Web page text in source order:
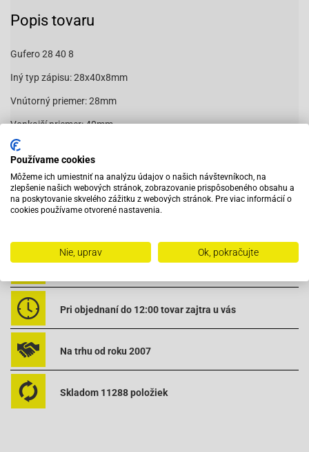
Popis tovaru
Gufero 28 40 8
Iný typ zápisu: 28x40x8mm
Vnútorný priemer: 28mm
Vonkajší priemer: 40mm
Šírka: 8mm
44428408
Pri objednaní do 12:00 tovar zajtra u vás
Na trhu od roku 2007
Skladom 11288 položiek
Používame cookies
Môžeme ich umiestniť na analýzu údajov o našich návštevníkoch, na
zlepšenie našich webových stránok, zobrazovanie prispôsobeného obsahu a
na poskytovanie skvelého zážitku z webových stránok. Pre viac informácií o
cookies používame otvorené nastavenia.
Nie, uprav Ok, pokračujte